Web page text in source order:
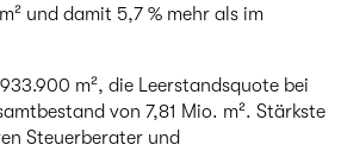
und damit 5,7 % mehr als im
m², die Leerstandsquote bei
von 7,81 Mio. m². Stärkste
Steuerberater und